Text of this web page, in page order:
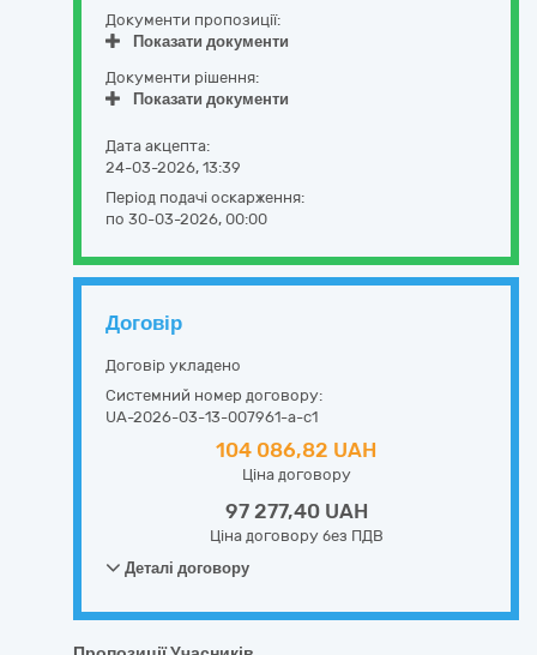
Документи пропозиції:
Показати документи
Документи рішення:
Показати документи
Дата акцепта:
24-03-2026, 13:39
Період подачі оскарження:
по 30-03-2026, 00:00
Договір
Договір укладено
Системний номер договору:
UA-2026-03-13-007961-a-c1
104 086,82 UAH
Ціна договору
97 277,40 UAH
Ціна договору без ПДВ
Деталі договору